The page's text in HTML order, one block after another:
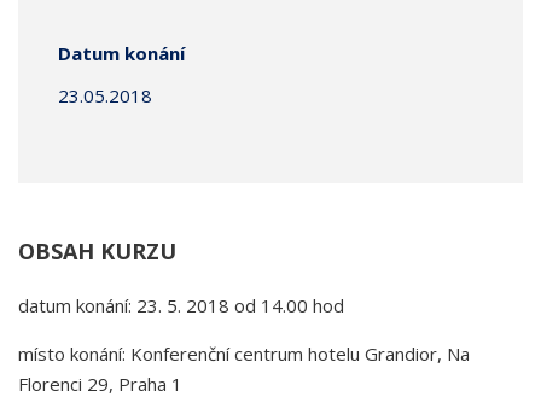
Datum konání
23.05.2018
OBSAH KURZU
datum konání: 23. 5. 2018 od 14.00 hod
místo konání: Konferenční centrum hotelu Grandior, Na
Florenci 29, Praha 1